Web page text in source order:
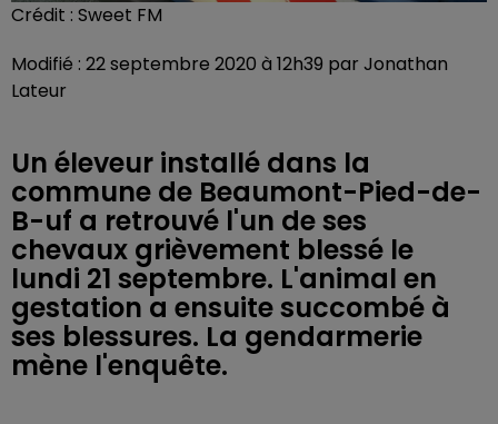
Crédit : Sweet FM
Modifié : 22 septembre 2020 à 12h39 par Jonathan
Lateur
Un éleveur installé dans la
commune de Beaumont-Pied-de-
B-uf a retrouvé l'un de ses
chevaux grièvement blessé le
lundi 21 septembre. L'animal en
gestation a ensuite succombé à
ses blessures. La gendarmerie
mène l'enquête.